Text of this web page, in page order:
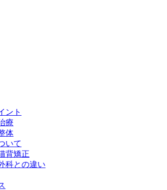
ント
療
体
いて
背矯正
科との違い